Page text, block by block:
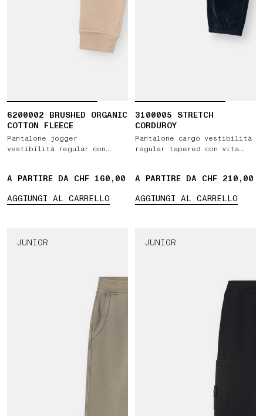
6200002 BRUSHED ORGANIC
COTTON FLEECE
Pantalone jogger
vestibilità regular con
A PARTIRE DA CHF 160,00
AGGIUNGI AL CARRELLO
3100005 STRETCH
CORDUROY
Pantalone cargo vestibilità
regular tapered con vita
A PARTIRE DA CHF 210,00
AGGIUNGI AL CARRELLO
JUNIOR JUNIOR